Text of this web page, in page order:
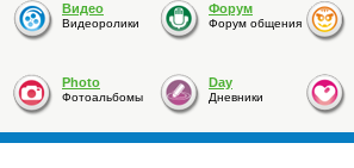
Видео
Видеоролики
Форум
Форум общения
Photo
Фотоальбомы
Day
Дневники